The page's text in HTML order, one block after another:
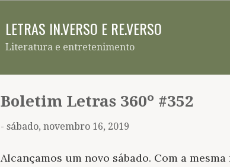
LETRAS IN.VERSO E RE.VERSO
Literatura e entretenimento
Boletim Letras 360º #352
- sábado, novembro 16, 2019
Alcançamos um novo sábado. Com a